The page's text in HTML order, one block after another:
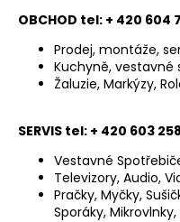
OBCHOD tel: + 420 604
Prodej, montáže,
Kuchyně, vestavné
Žaluzie, Markýzy,
SERVIS tel: + 420 603
Vestavné
Televizory, Audio,
Pračky, Myčky,
Sporáky,
a